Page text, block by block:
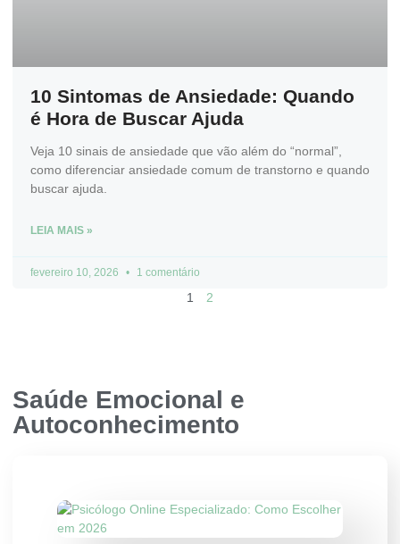
10 Sintomas de Ansiedade: Quando
é Hora de Buscar Ajuda
Veja 10 sinais de ansiedade que vão além do “normal”,
como diferenciar ansiedade comum de transtorno e quando
buscar ajuda.
LEIA MAIS »
fevereiro 10, 2026 1 comentário
1 2
Saúde Emocional e
Autoconhecimento